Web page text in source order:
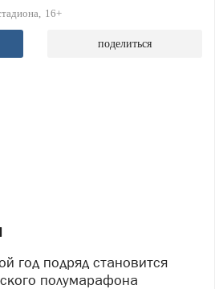
16+
поделиться
полумарафона